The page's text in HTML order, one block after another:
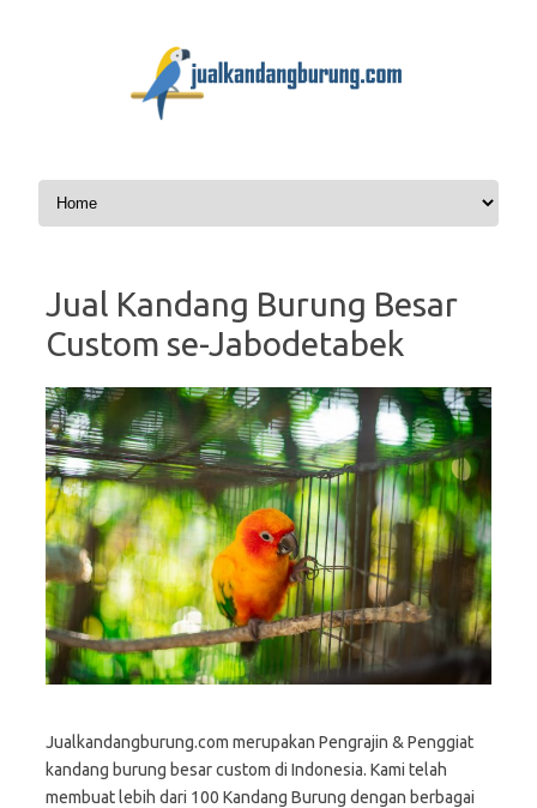
Skip to content
Jual Kandang Burung Besar
Custom se-Jabodetabek
Jualkandangburung.com merupakan Pengrajin & Penggiat
kandang burung besar custom di Indonesia. Kami telah
membuat lebih dari 100 Kandang Burung dengan berbagai